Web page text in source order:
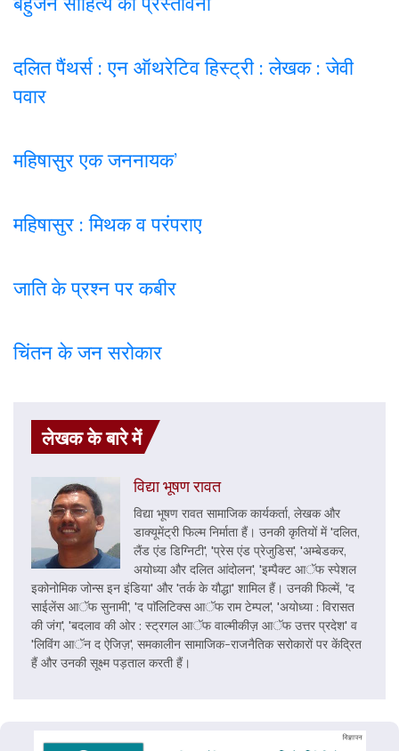
दलित पैंथर्स : एन ऑथरेटिव हिस्ट्री : लेखक : जेवी
पवार
महिषासुर एक जननायक’
महिषासुर : मिथक व परंपराए
जाति के प्रश्न पर कबीर
चिंतन के जन सरोकार
लेखक के बारे में
विद्या भूषण रावत
विद्या भूषण रावत सामाजिक कार्यकर्ता, लेखक और
डाक्यूमेंट्री फिल्म निर्माता हैं। उनकी कृतियों में 'दलित,
लैंड एंड डिग्निटी', 'प्रेस एंड प्रेजुडिस', 'अम्बेडकर,
अयोध्या और दलित आंदोलन', 'इम्पैक्ट आॅफ स्पेशल
इकोनोमिक जोन्स इन इंडिया' और 'तर्क के यौद्धा' शामिल हैं। उनकी फिल्में, 'द
साईलेंस आॅफ सुनामी', 'द पाॅलिटिक्स आॅफ राम टेम्पल', 'अयोध्या : विरासत
की जंग', 'बदलाव की ओर : स्ट्रगल आॅफ वाल्मीकीज़ आॅफ उत्तर प्रदेश' व
'लिविंग आॅन द ऐजिज़', समकालीन सामाजिक-राजनैतिक सरोकारों पर केंद्रित
हैं और उनकी सूक्ष्म पड़ताल करती हैं।